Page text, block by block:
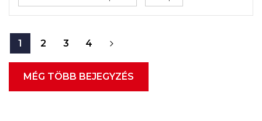
1 2 3 4
MÉG TÖBB BEJEGYZÉS